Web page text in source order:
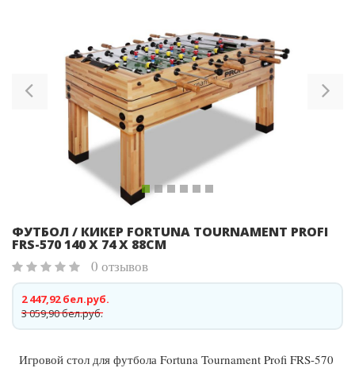
Previous
ФУТБОЛ / КИКЕР FORTUNA TOURNAMENT PROFI
FRS-570 140 Х 74 Х 88СМ
0 отзывов
3 059,90 бел.руб.
2 447,92 бел.руб.
Игровой стол для футбола Fortuna Tournament Profi FRS-570